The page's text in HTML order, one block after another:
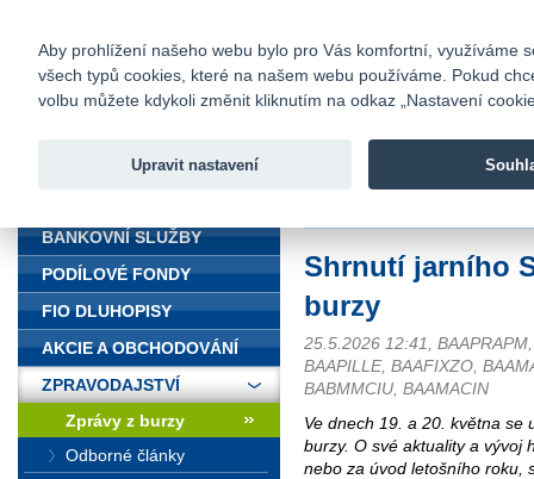
Fio banka
Fio banka
Shrnutí jarního
burzy
25.5.2026 12:41,
BAAPILLE, BAAFIXZO,
BABMMCIU, BAAMACIN
Ve dnech 19. a 20. května se
burzy. O své aktuality a vývoj
nebo za úvod letošního roku,
BANKOVNÍ SLUŽBY
PODÍLOVÉ FONDY
FIO DLUHOPISY
AKCIE A OBCHODOVÁNÍ
ZPRAVODAJSTVÍ
Zprávy z burzy
Odborné články
Aby prohlížení našeho webu bylo pro Vás komfortní, využíváme
všech typů cookies, které na našem webu používáme. Pokud
volbu můžete kdykoli změnit kliknutím na odkaz „Nastavení
Upravit nastavení